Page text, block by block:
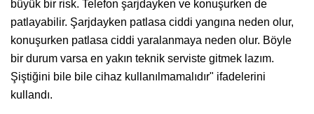
büyük bir risk. Telefon şarjdayken ve konuşurken de
patlayabilir. Şarjdayken patlasa ciddi yangına neden olur,
konuşurken patlasa ciddi yaralanmaya neden olur. Böyle
bir durum varsa en yakın teknik serviste gitmek lazım.
Şiştiğini bile bile cihaz kullanılmamalıdır" ifadelerini
kullandı.